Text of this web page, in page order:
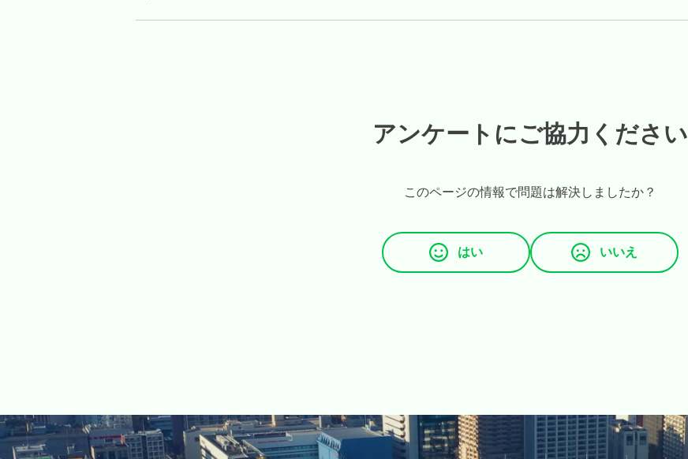
アンケートにご協力ください
このページの情報で問題は解決しましたか？
はい いいえ